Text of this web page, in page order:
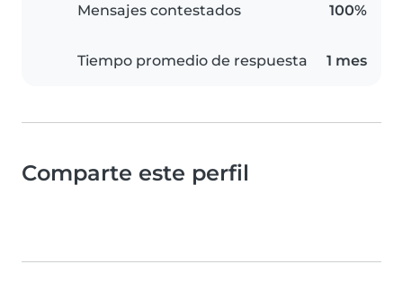
Mensajes contestados 100%
Tiempo promedio de respuesta 1 mes
Comparte este perfil